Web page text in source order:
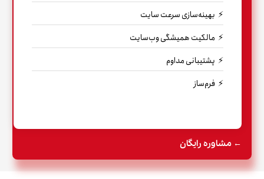
بهینه‌سازی سرعت سایت
مالکیت همیشگی وب‌سایت
پشتیبانی مداوم
فرم‌ساز
← مشاوره رایگان